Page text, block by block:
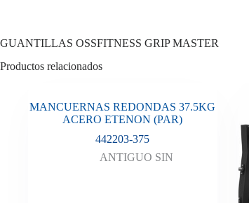
GUANTILLAS OSSFITNESS GRIP MASTER
Productos relacionados
MANCUERNAS REDONDAS 37.5KG
ACERO ETENON (PAR)
442203-375
ANTIGUO SIN